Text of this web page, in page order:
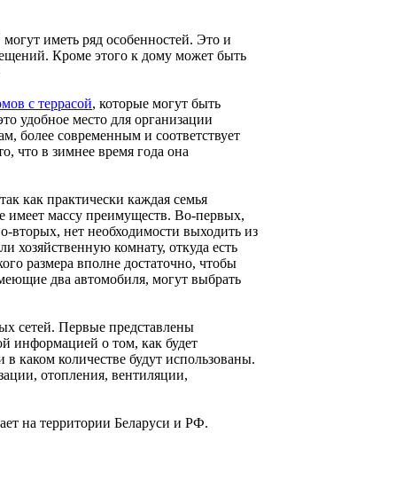
иметь ряд особенностей. Это и
Кроме этого к дому может быть
с террасой, которые могут быть
удобное место для организации
более современным и соответствует
что в зимнее время года она
как практически каждая семья
имеет массу преимуществ. Во-первых,
вторых, нет необходимости выходить из
хозяйственную комнату, откуда есть
размера вполне достаточно, чтобы
два автомобиля, могут выбрать
сетей. Первые представлены
информацией о том, как будет
каком количестве будут использованы.
отопления, вентиляции,
на территории Беларуси и РФ.